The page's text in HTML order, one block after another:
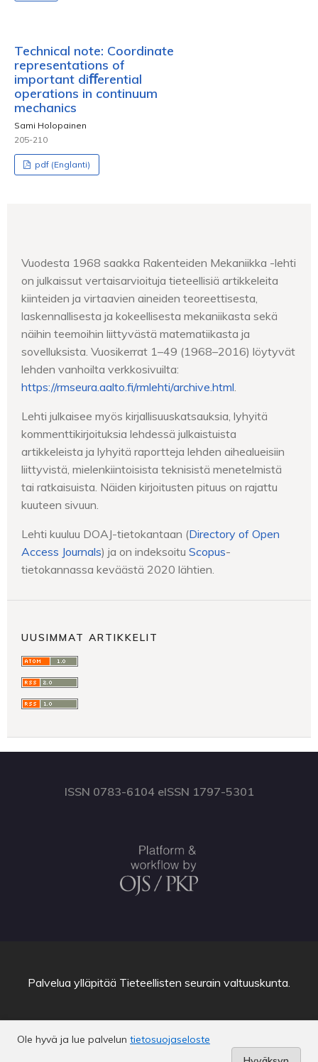
Technical note: Coordinate
representations of
important diﬀerential
operations in continuum
mechanics
Sami Holopainen
205-210
pdf (Englanti)
Vuodesta 1968 saakka Rakenteiden Mekaniikka -lehti
on julkaissut vertaisarvioituja tieteellisiä artikkeleita
kiinteiden ja virtaavien aineiden teoreettisesta,
laskennallisesta ja kokeellisesta mekaniikasta sekä
näihin teemoihin liittyvästä matematiikasta ja
sovelluksista. Vuosikerrat 1–49 (1968–2016) löytyvät
lehden vanhoilta verkkosivuilta:
https://rmseura.aalto.fi/rmlehti/archive.html.
Lehti julkaisee myös kirjallisuuskatsauksia, lyhyitä
kommenttikirjoituksia lehdessä julkaistuista
artikkeleista ja lyhyitä raportteja lehden aihealueisiin
liittyvistä, mielenkiintoisista teknisistä menetelmistä
tai ratkaisuista. Näiden kirjoitusten pituus on rajattu
kuuteen sivuun.
Lehti kuuluu DOAJ-tietokantaan (Directory of Open
Access Journals) ja on indeksoitu Scopus-
tietokannassa keväästä 2020 lähtien.
UUSIMMAT ARTIKKELIT
ISSN 0783-6104 eISSN 1797-5301
Ole hyvä ja lue palvelun tietosuojaseloste
Palvelua ylläpitää Tieteellisten seurain valtuuskunta.